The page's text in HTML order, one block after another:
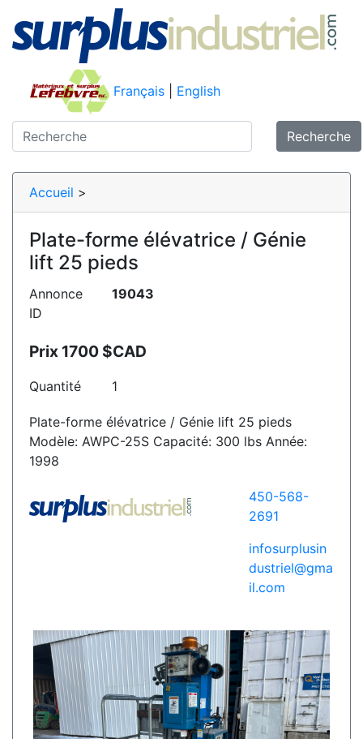
Français English
Recherche
Accueil >
Plate-forme élévatrice / Génie
lift 25 pieds
Annonce
ID
19043
Prix 1700 $CAD
Quantité 1
Plate-forme élévatrice / Génie lift 25 pieds
Modèle: AWPC-25S Capacité: 300 lbs Année:
1998
450-568-
2691
infosurplusin
dustriel@gma
il.com